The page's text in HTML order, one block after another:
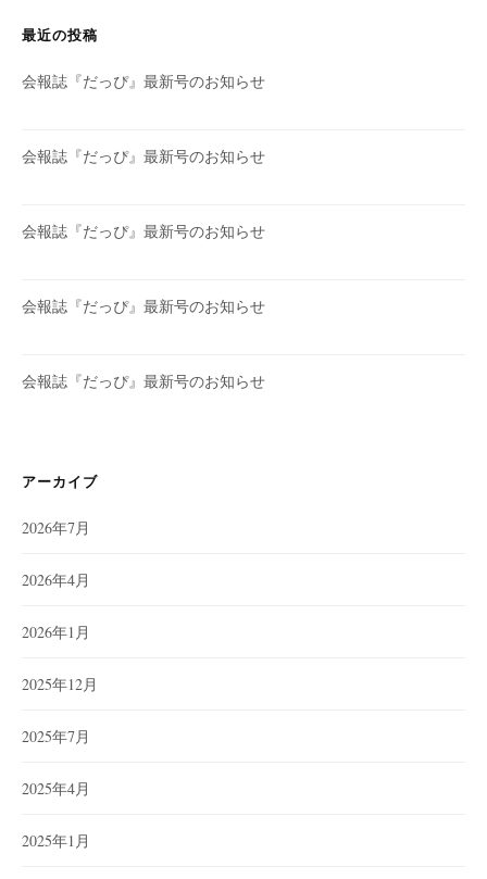
最近の投稿
会報誌『だっぴ』最新号のお知らせ
会報誌『だっぴ』最新号のお知らせ
会報誌『だっぴ』最新号のお知らせ
会報誌『だっぴ』最新号のお知らせ
会報誌『だっぴ』最新号のお知らせ
アーカイブ
2026年7月
2026年4月
2026年1月
2025年12月
2025年7月
2025年4月
2025年1月